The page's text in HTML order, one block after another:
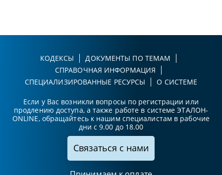
КОДЕКСЫ
ДОКУМЕНТЫ ПО ТЕМАМ
СПРАВОЧНАЯ ИНФОРМАЦИЯ
СПЕЦИАЛИЗИРОВАННЫЕ РЕСУРСЫ
О СИСТЕМЕ
Если у Вас возникли вопросы по регистрации или
продлению доступа, а также работе в системе ЭТАЛОН-
ONLINE, обращайтесь к нашим специалистам в рабочие
дни с 9.00 до 18.00
Связаться с нами